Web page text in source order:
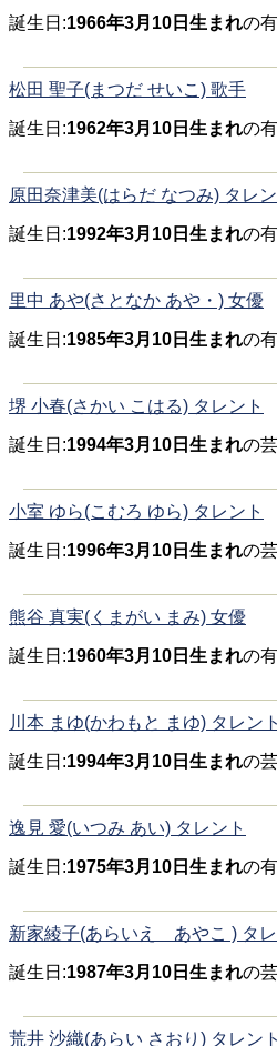
誕生日:1966年3月10日生まれの
松田 聖子(まつだ せいこ) 歌手
誕生日:1962年3月10日生まれの
原田奈津美(はらだ なつみ) タレン
誕生日:1992年3月10日生まれの
里中 あや(さとなか あや・) 女優
誕生日:1985年3月10日生まれの
堺 小春(さかい こはる) タレント
誕生日:1994年3月10日生まれの
小室 ゆら(こむろ ゆら) タレント
誕生日:1996年3月10日生まれの
熊谷 真実(くまがい まみ) 女優
誕生日:1960年3月10日生まれの
川本 まゆ(かわもと まゆ) タレント
誕生日:1994年3月10日生まれの
逸見 愛(いつみ あい) タレント
誕生日:1975年3月10日生まれの
新家綾子(あらいえ あやこ ) タレ
誕生日:1987年3月10日生まれの
荒井 沙織(あらい さおり) タレント